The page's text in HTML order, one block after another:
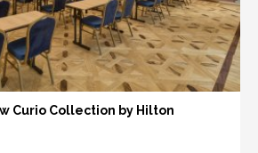
Curio Collection by Hilton